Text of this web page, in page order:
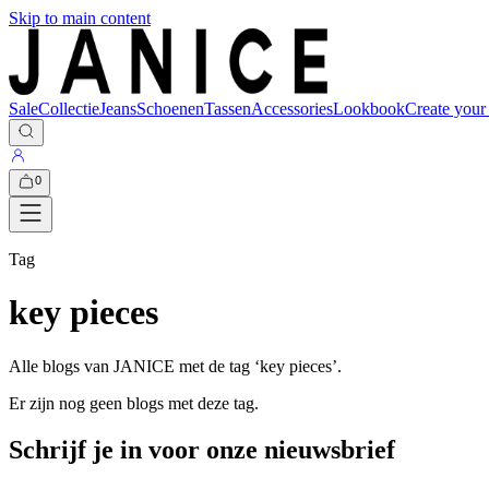
Skip to main content
SaleCollectieJeansSchoenenTassenAccessoriesLookbookCreate
0
Tag
key pieces
Alle blogs van JANICE met de tag ‘key pieces’.
Er zijn nog geen blogs met deze tag.
Schrijf je in voor onze nieuwsbrief